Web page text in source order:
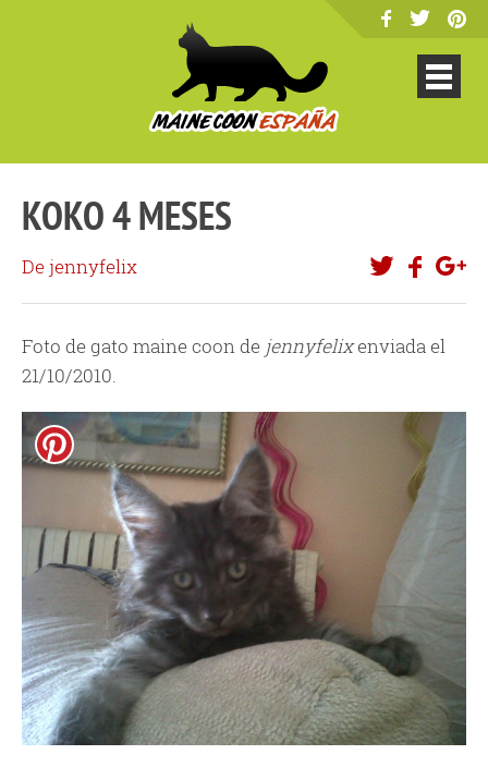
KOKO 4 MESES
De jennyfelix
Foto de gato maine coon de jennyfelixenviada el
21/10/2010.